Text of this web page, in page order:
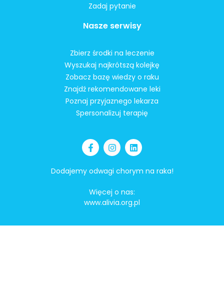
Zadaj pytanie
Nasze serwisy
Zbierz środki na leczenie
Wyszukaj najkrótszą kolejkę
Zobacz bazę wiedzy o raku
Znajdź rekomendowane leki
Poznaj przyjaznego lekarza
Spersonalizuj terapię
Dodajemy odwagi chorym na raka!
Więcej o nas:
www.alivia.org.pl